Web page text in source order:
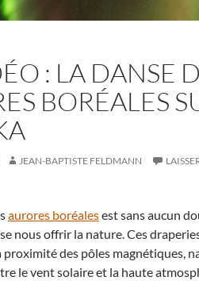
: LA DANSE
BORÉALES
JEAN-BAPTISTE FELDMANN
aurores boréalesest sans aucun
nous offrir la nature. Ces
proximité des pôles magnétiques,
le vent solaire et la haute